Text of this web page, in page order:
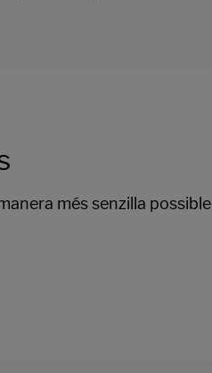
més senzilla possible